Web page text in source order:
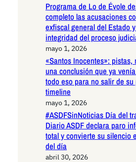
Programa de Lo de Évole
completo las acusaciones
exfiscal general del Estado
integridad del proceso
mayo 1, 2026
«Santos Inocentes»: pistas,
una conclusión que ya
todo eso para no salir de
timeline
mayo 1, 2026
#ASDFSinNoticias Día del
Diario ASDF declara paro
total y convierte su silencio
del día
abril 30, 2026